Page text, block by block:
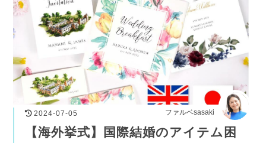
ファルベsasaki
2024-07-05
【海外挙式】国際結婚のアイテム困